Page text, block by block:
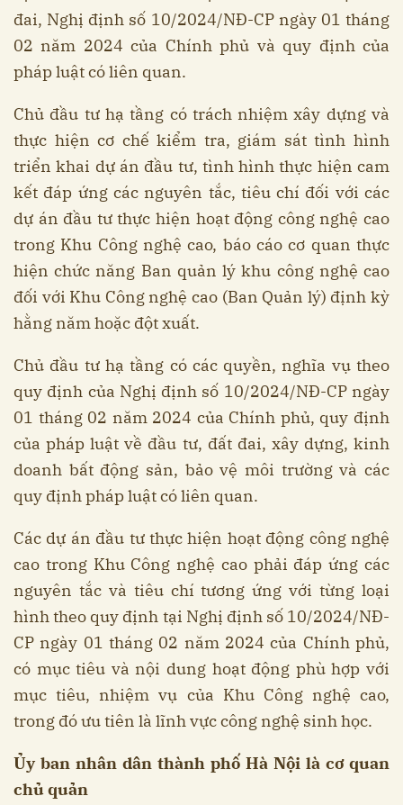
đai, Nghị định số 10/2024/NĐ-CP ngày 01 tháng
02 năm 2024 của Chính phủ và quy định của
pháp luật có liên quan.
Chủ đầu tư hạ tầng có trách nhiệm xây dựng và
thực hiện cơ chế kiểm tra, giám sát tình hình
triển khai dự án đầu tư, tình hình thực hiện cam
kết đáp ứng các nguyên tắc, tiêu chí đối với các
dự án đầu tư thực hiện hoạt động công nghệ cao
trong Khu Công nghệ cao, báo cáo cơ quan thực
hiện chức năng Ban quản lý khu công nghệ cao
đối với Khu Công nghệ cao (Ban Quản lý) định kỳ
hằng năm hoặc đột xuất.
Chủ đầu tư hạ tầng có các quyền, nghĩa vụ theo
quy định của Nghị định số 10/2024/NĐ-CP ngày
01 tháng 02 năm 2024 của Chính phủ, quy định
của pháp luật về đầu tư, đất đai, xây dựng, kinh
doanh bất động sản, bảo vệ môi trường và các
quy định pháp luật có liên quan.
Các dự án đầu tư thực hiện hoạt động công nghệ
cao trong Khu Công nghệ cao phải đáp ứng các
nguyên tắc và tiêu chí tương ứng với từng loại
hình theo quy định tại Nghị định số 10/2024/NĐ-
CP ngày 01 tháng 02 năm 2024 của Chính phủ,
có mục tiêu và nội dung hoạt động phù hợp với
mục tiêu, nhiệm vụ của Khu Công nghệ cao,
trong đó ưu tiên là lĩnh vực công nghệ sinh học.
Ủy ban nhân dân thành phố Hà Nội là cơ quan
chủ quản